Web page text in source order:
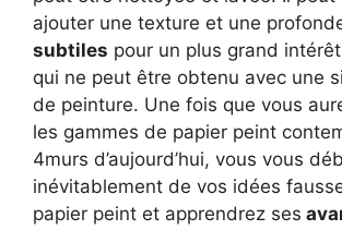
ajouter une texture et une
subtiles pour un plus grand
qui ne peut être obtenu avec une
de peinture. Une fois que vous
les gammes de papier peint
4murs d’aujourd’hui, vous vous
inévitablement de vos idées
papier peint et apprendrez ses